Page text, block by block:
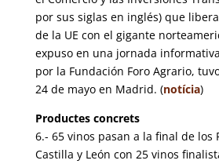
por sus siglas en inglés) que
de la UE con el gigante
expuso en una jornada
por la Fundación Foro Agrario,
24 de mayo en Madrid. (notícia)
Productes concrets
6.- 65 vinos pasan a la final de los
Castilla y León con 25 vinos